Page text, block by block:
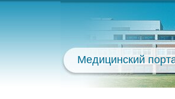
Медицинский